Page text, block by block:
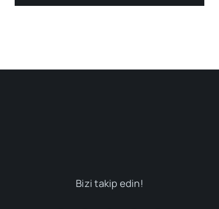
Bizi takip edin!